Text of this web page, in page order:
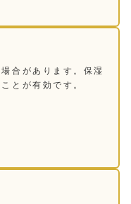
合があります。保湿
とが有効です。